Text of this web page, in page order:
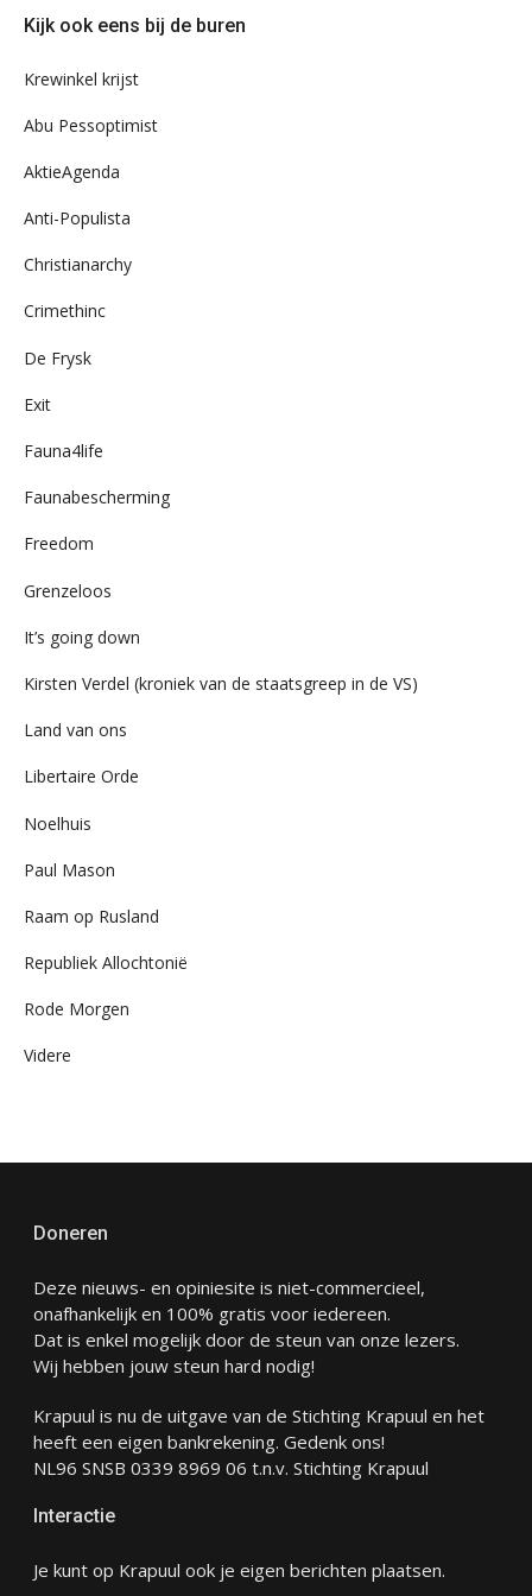
ons
Kijk ook eens bij de buren
Krewinkel krijst
Abu Pessoptimist
AktieAgenda
Anti-Populista
Christianarchy
Crimethinc
De Frysk
Exit
Fauna4life
Faunabescherming
Freedom
Grenzeloos
It’s going down
Kirsten Verdel (kroniek van de staatsgreep in de VS)
Land van ons
Libertaire Orde
Noelhuis
Paul Mason
Raam op Rusland
Republiek Allochtonië
Rode Morgen
Videre
Doneren
Deze nieuws- en opiniesite is niet-commercieel,
onafhankelijk en 100% gratis voor iedereen.
Dat is enkel mogelijk door de steun van onze lezers.
Wij hebben jouw steun hard nodig!
Krapuul is nu de uitgave van de Stichting Krapuul en het
heeft een eigen bankrekening. Gedenk ons!
NL96 SNSB 0339 8969 06 t.n.v. Stichting Krapuul
Interactie
Je kunt op Krapuul ook je eigen berichten plaatsen.